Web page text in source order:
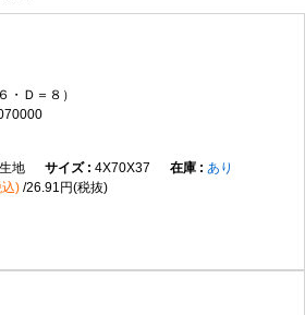
・Ｄ＝８）
生地 4X70X37
あり
) 26.91円(税抜)